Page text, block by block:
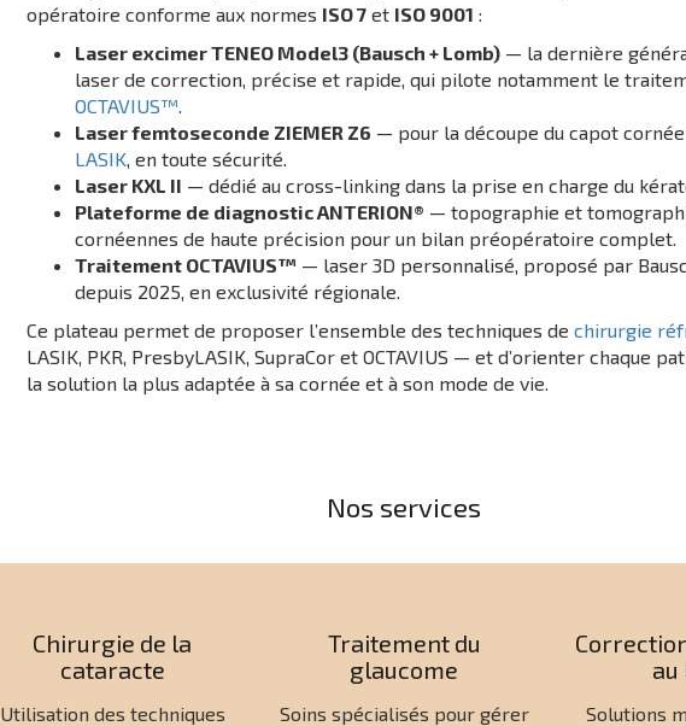
opératoire conforme aux normes ISO 7et ISO 9001 :
Laser excimer TENEO Model3 (Bausch + Lomb)— la dernière
laser de correction, précise et rapide, qui pilote notamment le
OCTAVIUS™.
Laser femtoseconde ZIEMER Z6 — pour la découpe du capot
LASIK, en toute sécurité.
Laser KXL II — dédié au cross-linking dans la prise en charge du
Plateforme de diagnostic ANTERION® — topographie et
cornéennes de haute précision pour un bilan préopératoire complet.
Traitement OCTAVIUS™ — laser 3D personnalisé, proposé par
depuis 2025, en exclusivité régionale.
Ce plateau permet de proposer l’ensemble des techniques de chirurgie
LASIK, PKR, PresbyLASIK, SupraCor et OCTAVIUS — et d’orienter chaque
la solution la plus adaptée à sa cornée et à son mode de vie.
Nos services
Chirurgie de la
cataracte
Utilisation des techniques
Traitement du
glaucome
Soins spécialisés pour gérer
au
Solutions